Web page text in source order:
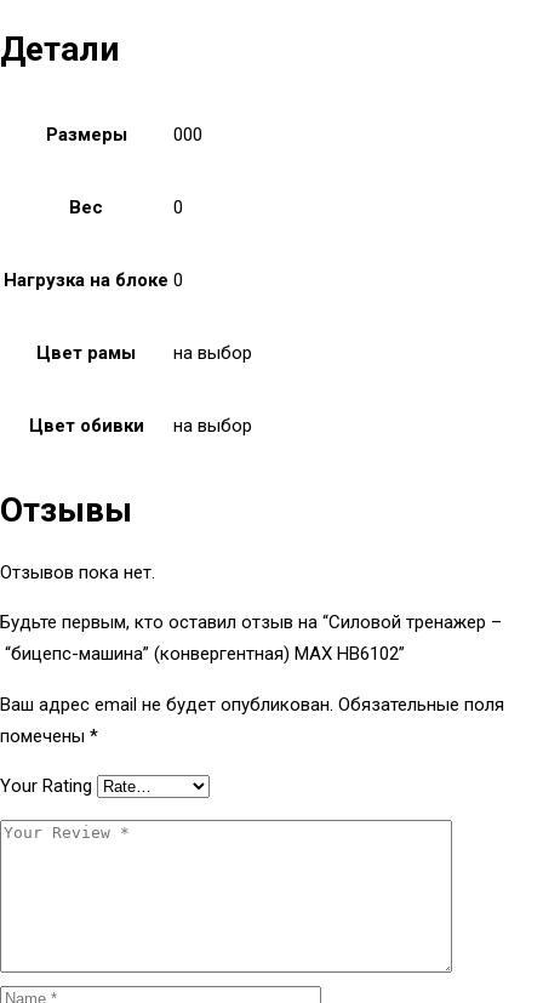
Детали
Размеры 000
Вес 0
Нагрузка на блоке 0
Цвет рамы на выбор
Цвет обивки на выбор
Отзывы
Отзывов пока нет.
Будьте первым, кто оставил отзыв на “Силовой тренажер –
“бицепс-машина” (конвергентная) МAX HB6102”
Ваш адрес email не будет опубликован. Обязательные поля
помечены *
Your Rating